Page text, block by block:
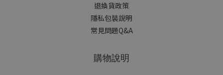
退換貨政策
隱私包裝說明
常見問題Q&A
購物說明